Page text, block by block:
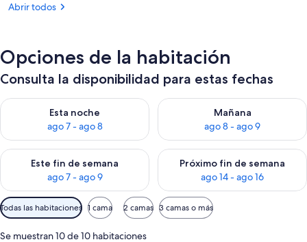
Abrir todos
Opciones de la habitación
Consulta la disponibilidad para estas fechas
Esta noche
ago 7 - ago 8
Consulta la disponibilidad para esta noche, ago 7 - ago 8
Mañana
ago 8 - ago 9
Consulta la disponibilidad
Este fin de semana
ago 7 - ago 9
Consulta la disponibilidad para este fin de semana, ago 7 -
Próximo fin de semana
ago 14 - ago 16
Consulta la disponibilidad
Filtros
disponibles
para
Todas las habitaciones 1 cama 2 camas 3 camas o más
Se muestran 10 de 10 habitaciones